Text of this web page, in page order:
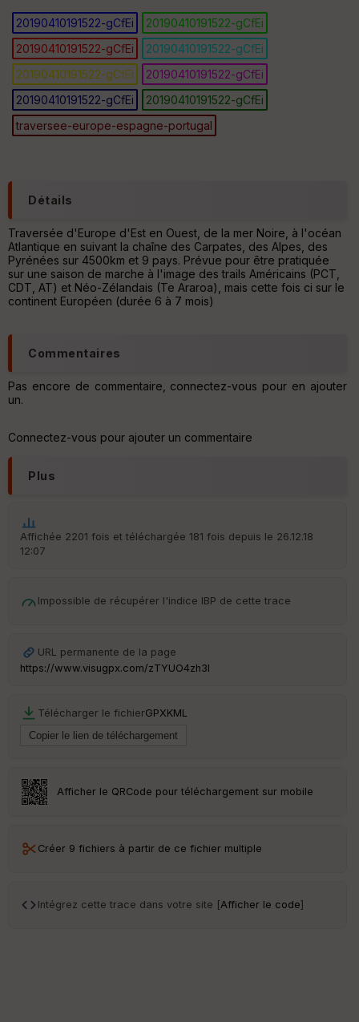
r
Tr
an
Po
20190410191522-gCfEi
20190410191522-gCfEi
20190410191522-gCfEi
20190410191522-gCfEi
20190410191522-gCfEi
20190410191522-gCfEi
20190410191522-gCfEi
20190410191522-gCfEi
traversee-europe-espagne-portugal
Détails
Traversée d'Europe d'Est en Ouest, de la mer Noire, à l'océan
Atlantique en suivant la chaîne des Carpates, des Alpes, des
Pyrénées sur 4500km et 9 pays. Prévue pour être pratiquée
sur une saison de marche à l'image des trails Américains (PCT,
CDT, AT) et Néo-Zélandais (Te Araroa), mais cette fois ci sur le
continent Européen (durée 6 à 7 mois)
Commentaires
Pas encore de commentaire, connectez-vous pour en ajouter
un.
Connectez-vous pour ajouter un commentaire
Plus
Affichée 2201 fois et téléchargée 181 fois depuis le 26.12.18
12:07
Impossible de récupérer l'indice IBP de cette trace
URL permanente de la page
https://www.visugpx.com/zTYUO4zh3l
Télécharger le fichierGPXKML
Afficher le QRCode pour téléchargement sur mobile
Créer 9 fichiers à partir de ce fichier multiple
Intégrez cette trace dans votre site [Afficher le code]